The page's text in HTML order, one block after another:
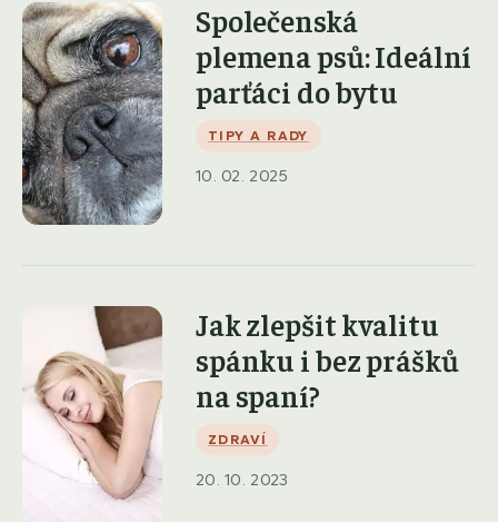
Společenská
plemena psů: Ideální
parťáci do bytu
TIPY A RADY
10. 02. 2025
Jak zlepšit kvalitu
spánku i bez prášků
na spaní?
ZDRAVÍ
20. 10. 2023